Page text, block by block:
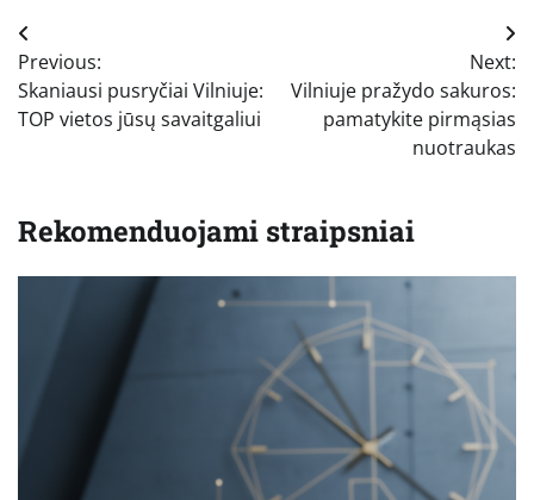
Navigacija
tarp
įrašų
Previous:
Skaniausi pusryčiai Vilniuje:
TOP vietos jūsų savaitgaliui
Next:
Vilniuje pražydo sakuros:
pamatykite pirmąsias
nuotraukas
Rekomenduojami straipsniai